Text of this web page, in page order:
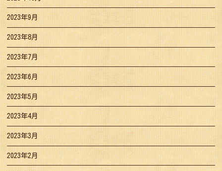
2023年9月
2023年8月
2023年7月
2023年6月
2023年5月
2023年4月
2023年3月
2023年2月